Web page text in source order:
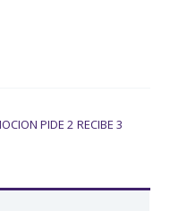
PIDE 2 RECIBE 3